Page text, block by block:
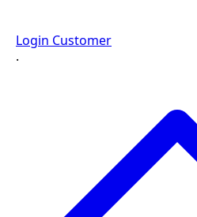
Login Customer
·